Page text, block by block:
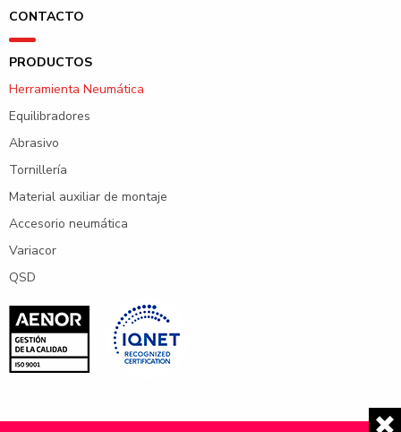
CONTACTO
PRODUCTOS
Herramienta Neumática
Equilibradores
Abrasivo
Tornillería
Material auxiliar de montaje
Accesorio neumática
Variacor
QSD